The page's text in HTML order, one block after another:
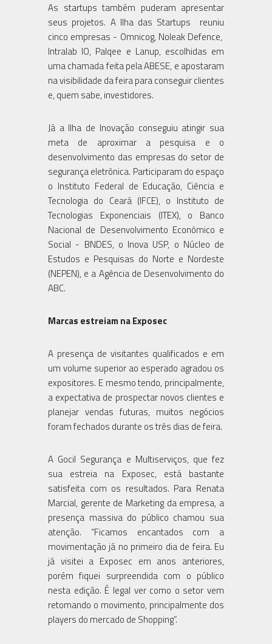
As startups também puderam apresentar
seus projetos. A Ilha das Startups reuniu
cinco empresas - Omnicog, Noleak Defence,
Intralab IO, Palqee e Lanup, escolhidas em
uma chamada feita pela ABESE, e apostaram
na visibilidade da feira para conseguir clientes
e, quem sabe, investidores.
Já a Ilha de Inovação conseguiu atingir sua
meta de aproximar a pesquisa e o
desenvolvimento das empresas do setor de
segurança eletrônica. Participaram do espaço
o Instituto Federal de Educação, Ciência e
Tecnologia do Ceará (IFCE), o Instituto de
Tecnologias Exponenciais (ITEX), o Banco
Nacional de Desenvolvimento Econômico e
Social - BNDES, o Inova USP, o Núcleo de
Estudos e Pesquisas do Norte e Nordeste
(NEPEN), e a Agência de Desenvolvimento do
ABC.
Marcas estreiam na Exposec
A presença de visitantes qualificados e em
um volume superior ao esperado agradou os
expositores. E mesmo tendo, principalmente,
a expectativa de prospectar novos clientes e
planejar vendas futuras, muitos negócios
foram fechados durante os três dias de feira.
A Gocil Segurança e Multiserviços, que fez
sua estreia na Exposec, está bastante
satisfeita com os resultados. Para Renata
Marcial, gerente de Marketing da empresa, a
presença massiva do público chamou sua
atenção. “Ficamos encantados com a
movimentação já no primeiro dia de feira. Eu
já visitei a Exposec em anos anteriores,
porém fiquei surpreendida com o público
nesta edição. É legal ver como o setor vem
retomando o movimento, principalmente dos
players do mercado de Shopping”.